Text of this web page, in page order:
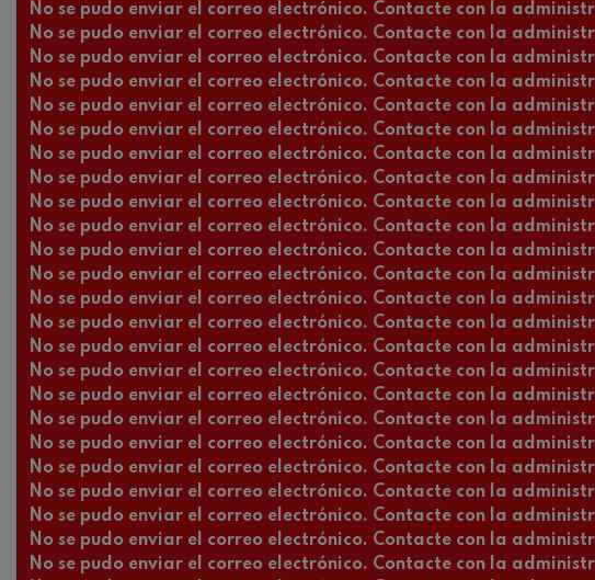
No se pudo enviar el correo electrónico. Contacte con la
No se pudo enviar el correo electrónico. Contacte con la
No se pudo enviar el correo electrónico. Contacte con la
No se pudo enviar el correo electrónico. Contacte con la
No se pudo enviar el correo electrónico. Contacte con la
No se pudo enviar el correo electrónico. Contacte con la
No se pudo enviar el correo electrónico. Contacte con la
No se pudo enviar el correo electrónico. Contacte con la
No se pudo enviar el correo electrónico. Contacte con la
No se pudo enviar el correo electrónico. Contacte con la
No se pudo enviar el correo electrónico. Contacte con la
No se pudo enviar el correo electrónico. Contacte con la
No se pudo enviar el correo electrónico. Contacte con la
No se pudo enviar el correo electrónico. Contacte con la
No se pudo enviar el correo electrónico. Contacte con la
No se pudo enviar el correo electrónico. Contacte con la
No se pudo enviar el correo electrónico. Contacte con la
No se pudo enviar el correo electrónico. Contacte con la
No se pudo enviar el correo electrónico. Contacte con la
No se pudo enviar el correo electrónico. Contacte con la
No se pudo enviar el correo electrónico. Contacte con la
No se pudo enviar el correo electrónico. Contacte con la
No se pudo enviar el correo electrónico. Contacte con la
No se pudo enviar el correo electrónico. Contacte con la